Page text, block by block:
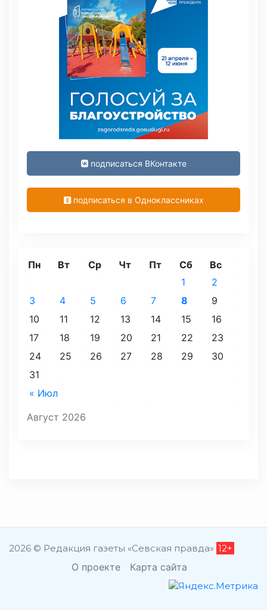
подписаться ВКонтакте
подписаться в Одноклассниках
Август 2026
Пн Вт Ср Чт Пт Сб Вс
« Июл
1
2
3
4 5 6 7 8
9
10
11 12 13 14 15
16
17
18 19 20 21 22
23
24
25 26 27 28 29
30
31
2026 © Редакция газеты «Севская правда» 12+
О проекте Карта сайта